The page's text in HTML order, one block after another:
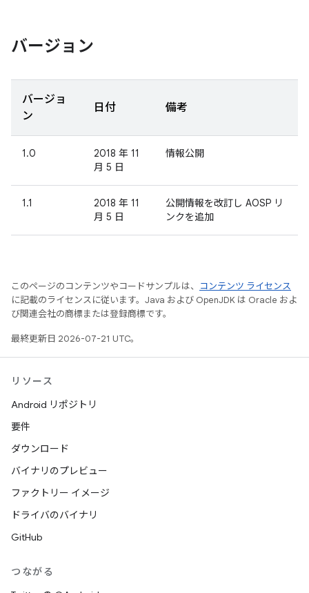
バージョン
バージョ
ン
日付 備考
1.0
2018 年 11
月 5 日
情報公開
1.1
2018 年 11
月 5 日
公開情報を改訂し AOSP リ
ンクを追加
このページのコンテンツやコードサンプルは、
コンテンツ ライセンス
に記載のライセンスに従います。Java および OpenJDK は Oracle およ
び関連会社の商標または登録商標です。
最終更新日 2026-07-21 UTC。
リソース
Android リポジトリ
要件
ダウンロード
バイナリのプレビュー
ファクトリー イメージ
ドライバのバイナリ
GitHub
つながる